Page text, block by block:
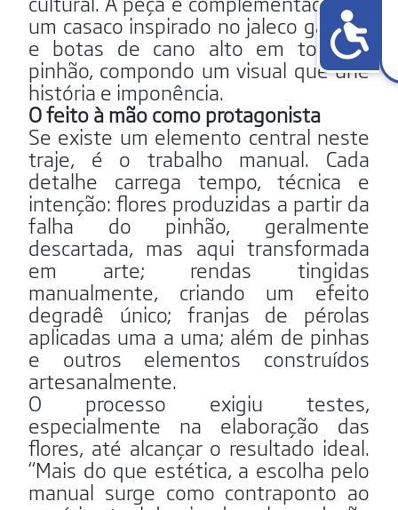
um casaco inspirado no jaleco gaúcho
e botas de cano alto em tom de
pinhão, compondo um visual que une
história e imponência.
O feito à mão como protagonista
Se existe um elemento central neste
traje, é o trabalho manual. Cada
detalhe carrega tempo, técnica e
intenção: flores produzidas a partir da
falha do pinhão, geralmente
descartada, mas aqui transformada
em arte; rendas tingidas
manualmente, criando um efeito
degradê único; franjas de pérolas
aplicadas uma a uma; além de pinhas
e outros elementos construídos
artesanalmente.
O processo exigiu testes,
especialmente na elaboração das
flores, até alcançar o resultado ideal.
“Mais do que estética, a escolha pelo
manual surge como contraponto ao